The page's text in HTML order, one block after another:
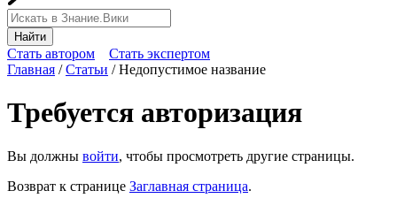
Найти
Стать автором Стать экспертом
Главная /Статьи /Недопустимое название
Требуется авторизация
Вы должны войти, чтобы просмотреть другие страницы.
Возврат к странице Заглавная страница.